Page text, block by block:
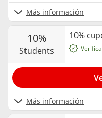
Más información
10%
students
10%
Más información